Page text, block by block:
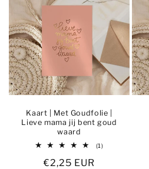
Kaart | Met Goudfolie |
Lieve mama jij bent goud
waard
(1)1
Normale
€2,25 EUR